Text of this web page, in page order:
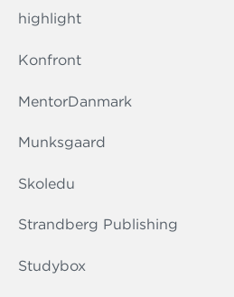
highlight
Konfront
MentorDanmark
Munksgaard
Skoledu
Strandberg Publishing
Studybox